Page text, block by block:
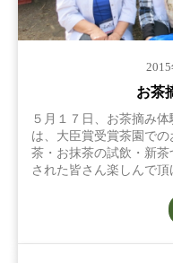
お茶
５月１７日、お茶摘み
は、大臣賞受賞茶園で
茶・お抹茶の試飲・新
された皆さん楽しんで頂